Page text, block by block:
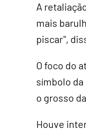
A
mais
piscar",
O foco do
símbolo
o grosso
Houve